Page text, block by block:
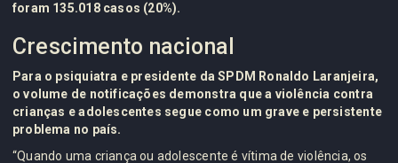
foram 135.018 casos (20%).
Crescimento nacional
Para o psiquiatra e presidente da SPDM Ronaldo Laranjeira,
o volume de notificações demonstra que a violência contra
crianças e adolescentes segue como um grave e persistente
problema no país.
“Quando uma criança ou adolescente é vítima de violência, os